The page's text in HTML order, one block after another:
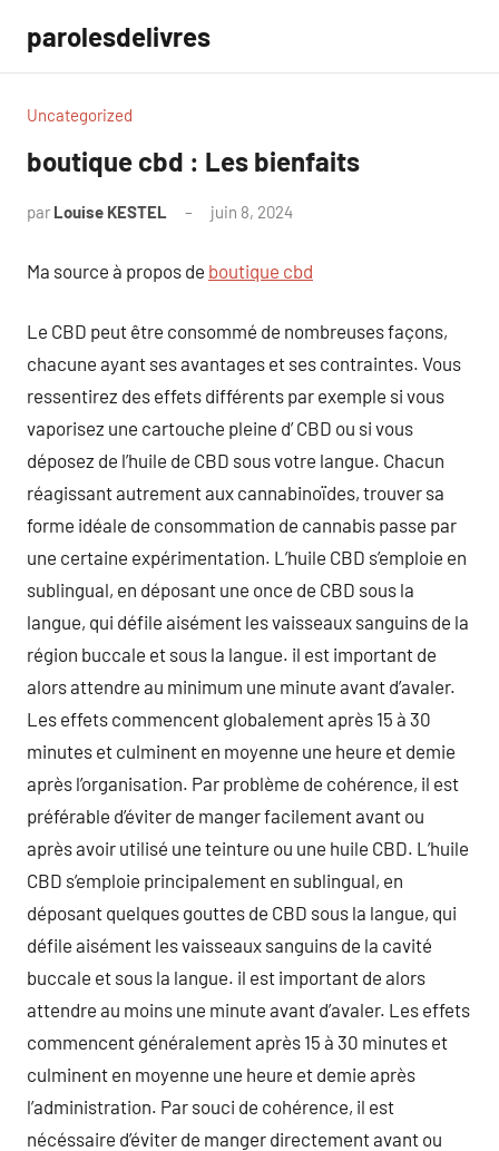
contenu
parolesdelivres
Uncategorized
boutique cbd : Les bienfaits
par Louise KESTEL juin 8, 2024
Ma source à propos de boutique cbd
Le CBD peut être consommé de nombreuses façons,
chacune ayant ses avantages et ses contraintes. Vous
ressentirez des effets différents par exemple si vous
vaporisez une cartouche pleine d’ CBD ou si vous
déposez de l’huile de CBD sous votre langue. Chacun
réagissant autrement aux cannabinoïdes, trouver sa
forme idéale de consommation de cannabis passe par
une certaine expérimentation. L’huile CBD s’emploie en
sublingual, en déposant une once de CBD sous la
langue, qui défile aisément les vaisseaux sanguins de la
région buccale et sous la langue. il est important de
alors attendre au minimum une minute avant d’avaler.
Les effets commencent globalement après 15 à 30
minutes et culminent en moyenne une heure et demie
après l’organisation. Par problème de cohérence, il est
préférable d’éviter de manger facilement avant ou
après avoir utilisé une teinture ou une huile CBD. L’huile
CBD s’emploie principalement en sublingual, en
déposant quelques gouttes de CBD sous la langue, qui
défile aisément les vaisseaux sanguins de la cavité
buccale et sous la langue. il est important de alors
attendre au moins une minute avant d’avaler. Les effets
commencent généralement après 15 à 30 minutes et
culminent en moyenne une heure et demie après
l’administration. Par souci de cohérence, il est
nécéssaire d’éviter de manger directement avant ou